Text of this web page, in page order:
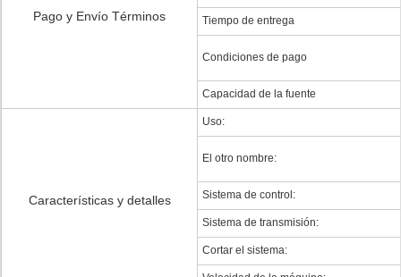
Pago y Envío Términos Tiempo de entrega
Condiciones de pago
Capacidad de la fuente
Características y detalles
Uso:
El otro nombre:
Sistema de control:
Sistema de transmisión:
Cortar el sistema: